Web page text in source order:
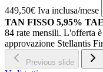
449,50€ Iva inclusa/mese
TAN FISSO 5,95%
84 rate mensili. L'offerta
approvazione Stellantis
Previous slide